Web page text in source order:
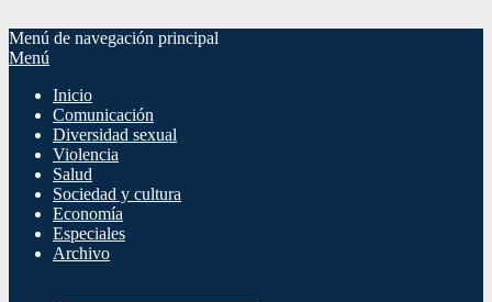
Menú de navegación principal
Menú
Inicio
Comunicación
Diversidad sexual
Violencia
Salud
Sociedad y cultura
Economía
Especiales
Archivo